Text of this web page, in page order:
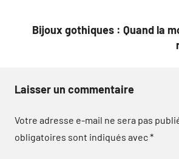
Bijoux gothiques : Quand la
Laisser un commentaire
Votre adresse e-mail ne sera pas
obligatoires sont indiqués avec*